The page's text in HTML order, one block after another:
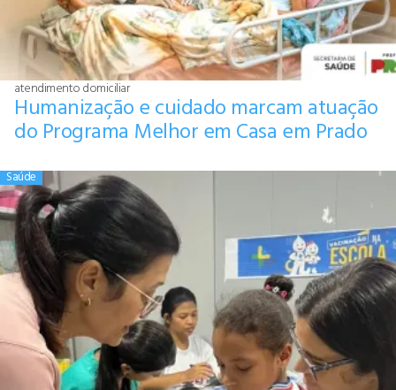
atendimento domiciliar
Humanização e cuidado marcam atuação
do Programa Melhor em Casa em Prado
Saúde